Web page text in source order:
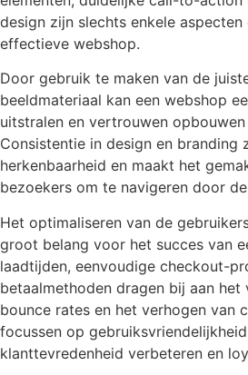
design zijn slechts enkele
effectieve webshop.
Door gebruik te maken van de
beeldmateriaal kan een webshop
uitstralen en vertrouwen
Consistentie in design en branding
herkenbaarheid en maakt het
bezoekers om te navigeren door
Het optimaliseren van de
groot belang voor het succes van
laadtijden, eenvoudige checkout-
betaalmethoden dragen bij aan het
bounce rates en het verhogen van
focussen op
klanttevredenheid verbeteren en